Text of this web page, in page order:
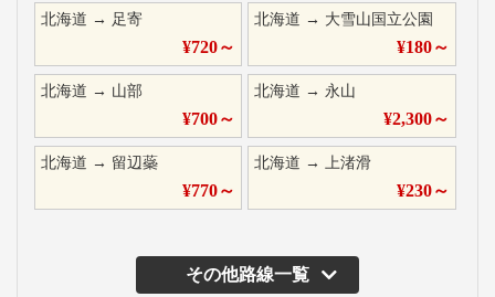
北海道 → 足寄
¥720～
北海道 → 大雪山国立公園
¥180～
北海道 → 山部
¥700～
北海道 → 永山
¥2,300～
北海道 → 留辺蘂
¥770～
北海道 →上渚滑
¥230～
その他路線一覧